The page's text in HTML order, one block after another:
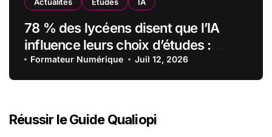
Actualités Etudes IA
78 % des lycéens disent que l’IA
influence leurs choix d’études :
MyUnisoft lance Capturia, le premier
observatoire francophone de
l’intelligence artificielle
Formateur Numérique Juil 12, 2026
Réussir le Guide Qualiopi